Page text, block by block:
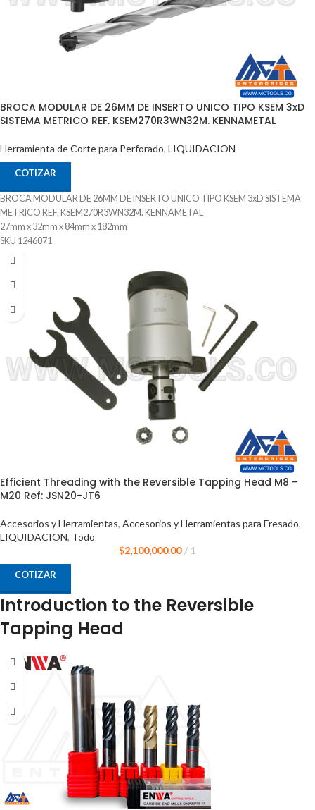
BROCA MODULAR DE 26MM DE INSERTO UNICO TIPO KSEM 3xD
SISTEMA METRICO REF. KSEM270R3WN32M. KENNAMETAL
Herramienta de Corte para Perforado, LIQUIDACION
COTIZAR
BROCA MODULAR DE 26MM DE INSERTO UNICO TIPO KSEM 3xD SISTEMA
METRICO REF. KSEM270R3WN32M. KENNAMETAL
27mm x 32mm x 84mm x 182mm
SKU 1246071
Sistema de Refrigeración
Adaptable a inserto Intercambiable para diferente Materiales
Puede Trabajar Materiales Pof Mof K- N - S
Procedencia ALEMANIA
Suministrado por McT-Enterprises
Efficient Threading with the Reversible Tapping Head M8 –
M20 Ref: JSN20-JT6
Accesorios y Herramientas, Accesorios y Herramientas para Fresado,
LIQUIDACION, Todo
$2,100,000.00 1
COTIZAR
Introduction to the Reversible
Tapping Head
The reversible tapping head M8 - M20 ref: JSN20-JT6 by Harlinger is a high-
performance tool designed for demanding tasks that require extensive
repeatability. This tapping head is equipped with a unique VTX clamping system
using flexible rubber Jacobs collets, providing superior grip on the tap.
Specifications
Ref: JSN20-JT6 Tap Capacity: M8 - M20 Operating Speed: 600 RPM Brand:
Harlinger Origin: China Supplied by: MCT-Enterprises
Key Features
The Harlinger reversible tapping head ref: JSN20-JT6 is ideal for rigorous